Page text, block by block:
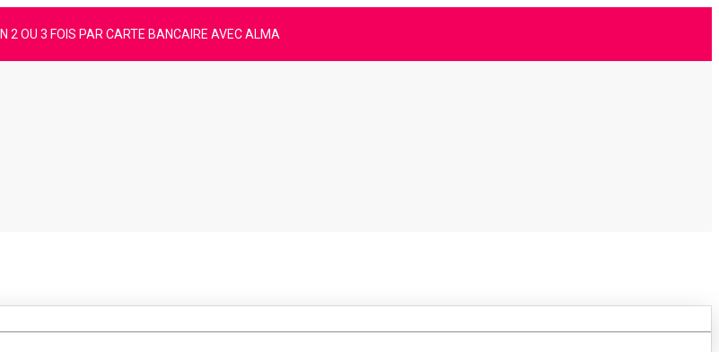
2 OU 3 FOIS PAR CARTE BANCAIRE AVEC ALMA